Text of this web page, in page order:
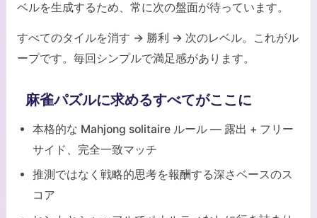
ベルを生成するため、常に次の盤面が待っています。
すべてのタイルを消す → 勝利 → 次のレベル。これがル
ープです。毎回シンプルで満足感があります。
麻雀パズルに求めるすべてがここに
本格的な Mahjong solitaire ルール — 露出 + フリー
サイド、完全一致マッチ
推測ではなく戦略的思考を報酬する深さベースのス
コア